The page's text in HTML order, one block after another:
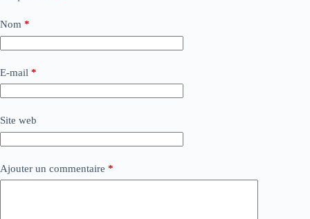
Nom *
E-mail *
Site web
Ajouter un commentaire *